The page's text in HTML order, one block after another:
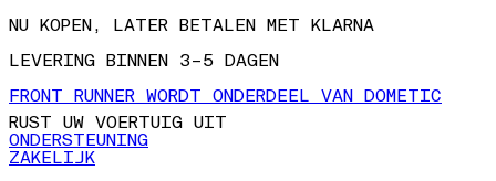
LEVERING BINNEN 3–5 DAGEN
FRONT RUNNER WORDT ONDERDEEL VAN DOMETIC
RUST UW VOERTUIG UIT
ONDERSTEUNING
ZAKELIJK